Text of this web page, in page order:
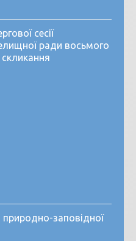
сесії
ради восьмого
природно-заповідної